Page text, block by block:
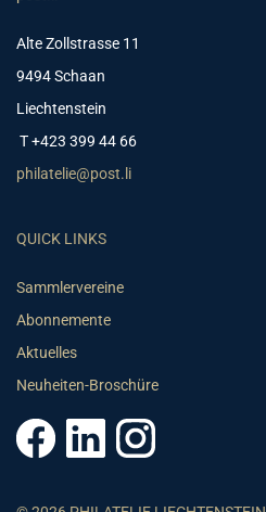
Alte Zollstrasse 11
9494 Schaan
Liechtenstein
T +423 399 44 66
philatelie@post.li
QUICK LINKS
Sammlervereine
Abonnemente
Aktuelles
Neuheiten-Broschüre